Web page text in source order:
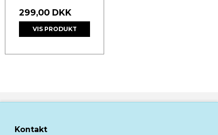
299,00 DKK
VIS PRODUKT
Kontakt